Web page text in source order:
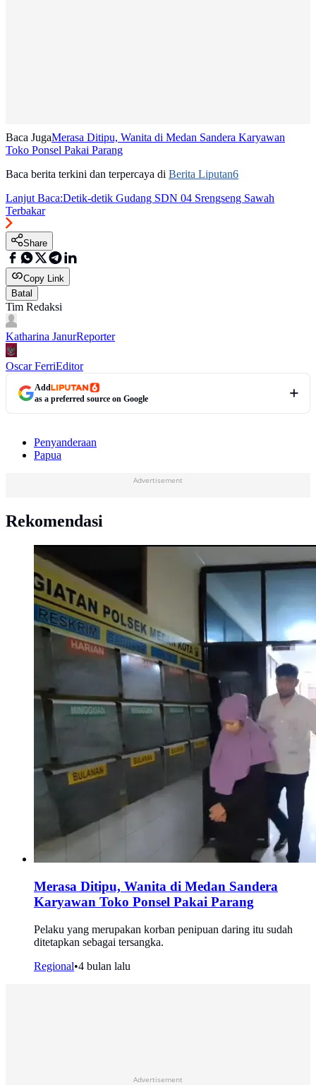
Baca JugaMerasa Ditipu, Wanita di Medan Sandera Karyawan
Toko Ponsel Pakai Parang
Baca berita terkini dan terpercaya di Berita Liputan6
Lanjut Baca:Detik-detik Gudang SDN 04 Srengseng Sawah
Terbakar
Share
Copy Link
Batal
Tim Redaksi
Katharina JanurReporter
Oscar FerriEditor
Add
as a preferred source on Google
Penyanderaan
Papua
Advertisement
Rekomendasi
Merasa Ditipu, Wanita di Medan Sandera
Karyawan Toko Ponsel Pakai Parang
Pelaku yang merupakan korban penipuan daring itu sudah
ditetapkan sebagai tersangka.
Regional•4 bulan lalu
Advertisement